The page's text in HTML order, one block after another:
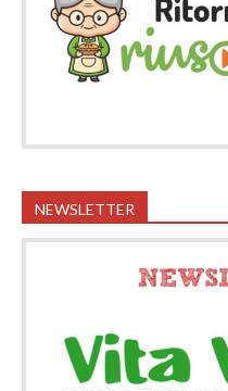
NEWSLETTER